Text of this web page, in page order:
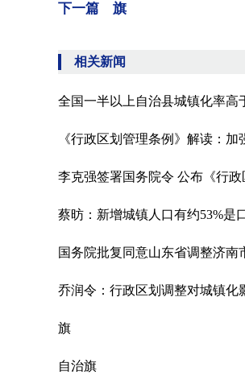
下一篇 旗
相关新闻
全国一半以上自治县城镇化率高
《行政区划管理条例》解读：
李克强签署国务院令 公布《行政
蔡昉：新增城镇人口有约53%是
国务院批复同意山东省调整济南
乔润令：行政区划调整对城镇化
旗
自治旗